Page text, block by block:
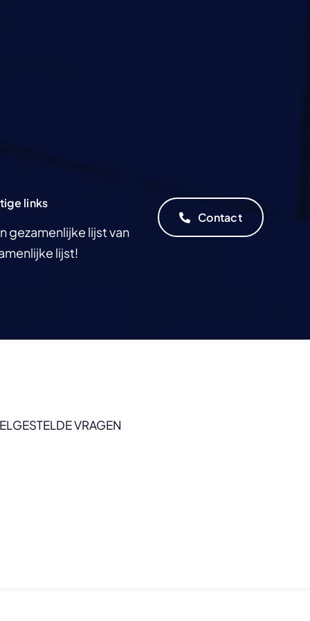
links
Contact
links
Contact
gezamenlijke lijst van
lijst!
VRAGEN